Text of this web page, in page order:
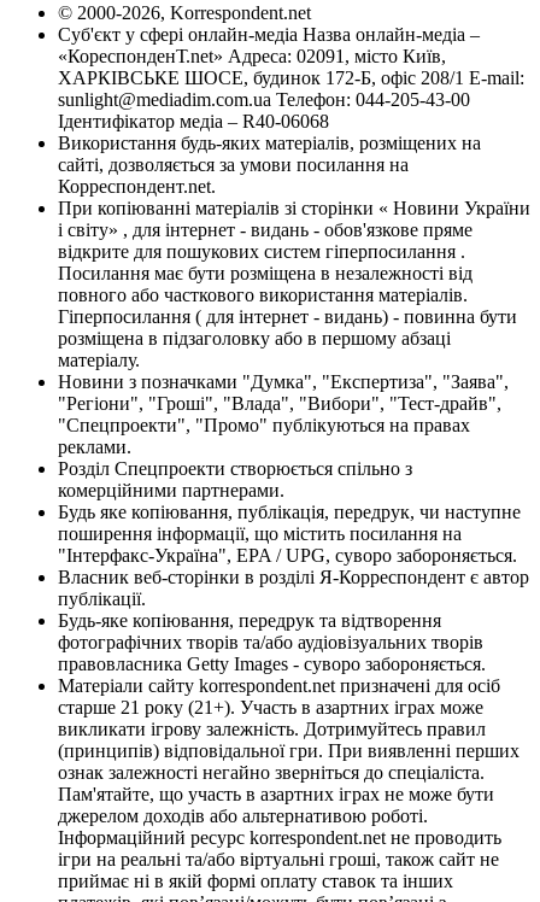
© 2000-2026, Korrespondent.net
Суб'єкт у сфері онлайн-медіа Назва онлайн-медіа –
«КореспонденТ.net» Адреса: 02091, місто Київ,
ХАРКІВСЬКЕ ШОСЕ, будинок 172-Б, офіс 208/1 E-mail:
sunlight@mediadim.com.ua Телефон: 044-205-43-00
Ідентифікатор медіа – R40-06068
Використання будь-яких матеріалів, розміщених на
сайті, дозволяється за умови посилання на
Корреспондент.net.
При копіюванні матеріалів зі сторінки « Новини України
і світу» , для інтернет - видань - обов'язкове пряме
відкрите для пошукових систем гіперпосилання .
Посилання має бути розміщена в незалежності від
повного або часткового використання матеріалів.
Гіперпосилання ( для інтернет - видань) - повинна бути
розміщена в підзаголовку або в першому абзаці
матеріалу.
Новини з позначками "Думка", "Експертиза", "Заява",
"Регіони", "Гроші", "Влада", "Вибори", "Тест-драйв",
"Спецпроекти", "Промо" публікуються на правах
реклами.
Розділ Спецпроекти створюється спільно з
комерційними партнерами.
Будь яке копіювання, публікація, передрук, чи наступне
поширення інформації, що містить посилання на
"Інтерфакс-Україна", EPA / UPG, суворо забороняється.
Власник веб-сторінки в розділі Я-Корреспондент є автор
публікації.
Будь-яке копіювання, передрук та відтворення
фотографічних творів та/або аудіовізуальних творів
правовласника Getty Images - суворо забороняється.
Матеріали сайту korrespondent.net призначені для осіб
старше 21 року (21+). Участь в азартних іграх може
викликати ігрову залежність. Дотримуйтесь правил
(принципів) відповідальної гри. При виявленні перших
ознак залежності негайно зверніться до спеціаліста.
Пам'ятайте, що участь в азартних іграх не може бути
джерелом доходів або альтернативою роботі.
Інформаційний ресурс korrespondent.net не проводить
ігри на реальні та/або віртуальні гроші, також сайт не
приймає ні в якій формі оплату ставок та інших